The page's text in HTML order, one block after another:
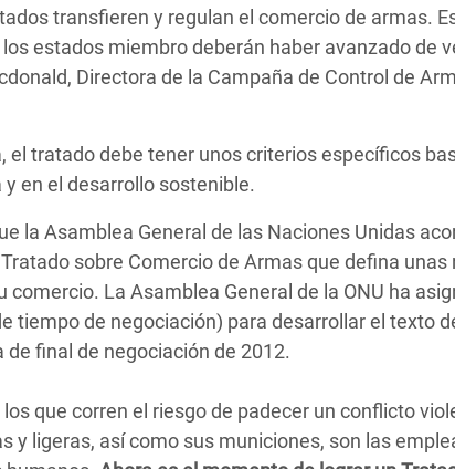
transfieren y regulan el comercio de armas.
estados miembro deberán haber avanzado de
Directora de la Campaña de Control de
tratado debe tener unos criterios específicos
en el desarrollo sostenible.
la Asamblea General de las Naciones Unidas
sobre Comercio de Armas que defina unas
La Asamblea General de la ONU ha
tiempo de negociación) para desarrollar el texto
final de negociación de 2012.
que corren el riesgo de padecer un conflicto
y ligeras, así como sus municiones, son las